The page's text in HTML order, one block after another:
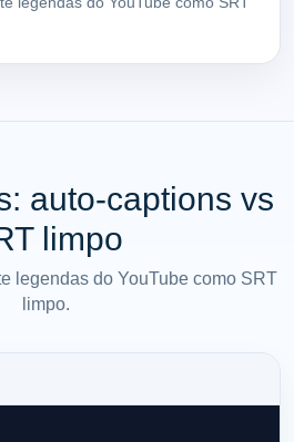
auto-captions vs
limpo
legendas do YouTube como SRT
limpo.